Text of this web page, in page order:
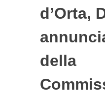
d’Orta,
della